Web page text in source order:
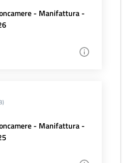
- Manifattura -
- Manifattura -